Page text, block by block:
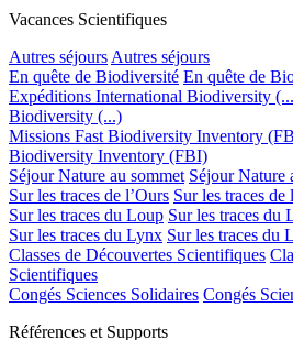
Vacances Scientifiques
Autres séjours Autres séjours
En quête de Biodiversité En quête de
Expéditions International Biodiversity
Biodiversity (...)
Missions Fast Biodiversity Inventory
Biodiversity Inventory (FBI)
Séjour Nature au sommet Séjour Nature
Sur les traces de l’Ours Sur les traces de
Sur les traces du Loup Sur les traces du
Sur les traces du Lynx Sur les traces du
Classes de Découvertes Scientifiques
Scientifiques
Congés Sciences Solidaires Congés
Références et Supports